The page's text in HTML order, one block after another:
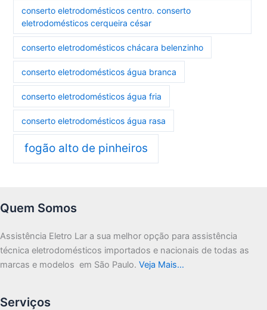
conserto eletrodomésticos centro. conserto
eletrodomésticos cerqueira césar
conserto eletrodomésticos chácara belenzinho
conserto eletrodomésticos água branca
conserto eletrodomésticos água fria
conserto eletrodomésticos água rasa
fogão alto de pinheiros
Quem Somos
Assistência Eletro Lar a sua melhor opção para assistência
técnica eletrodomésticos importados e nacionais de todas as
marcas e modelos em São Paulo. Veja Mais…
Serviços